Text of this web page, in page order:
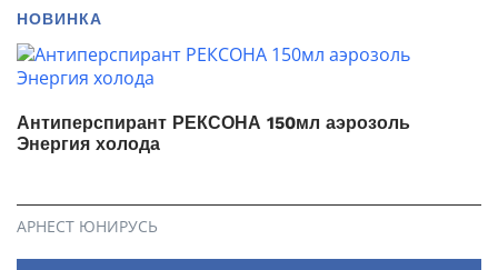
НОВИНКА
Антиперспирант РЕКСОНА 150мл аэрозоль
Энергия холода
АРНЕСТ ЮНИРУСЬ